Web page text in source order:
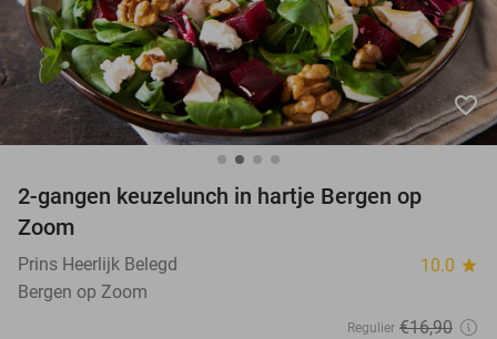
favorite_border
2-gangen keuzelunch in hartje Bergen op
Zoom
Prins Heerlijk Belegd 10.0 star
Bergen op Zoom
Regulier €16,90